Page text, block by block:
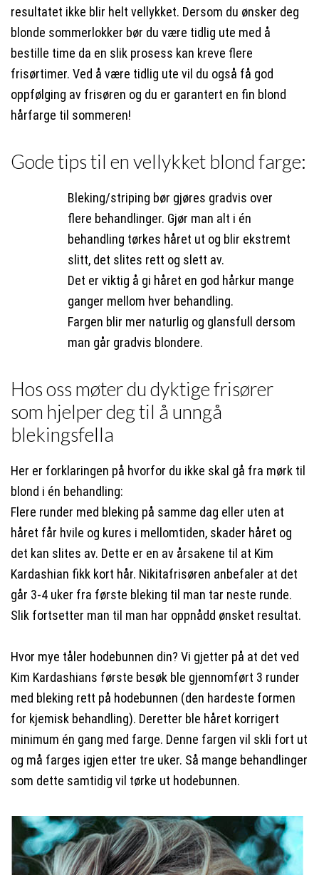
resultatet ikke blir helt vellykket. Dersom du ønsker deg
blonde sommerlokker bør du være tidlig ute med å
bestille time da en slik prosess kan kreve flere
frisørtimer. Ved å være tidlig ute vil du også få god
oppfølging av frisøren og du er garantert en fin blond
hårfarge til sommeren!
Gode tips til en vellykket blond farge:
Bleking/striping bør gjøres gradvis over
flere behandlinger. Gjør man alt i én
behandling tørkes håret ut og blir ekstremt
slitt, det slites rett og slett av.
Det er viktig å gi håret en god hårkur mange
ganger mellom hver behandling.
Fargen blir mer naturlig og glansfull dersom
man går gradvis blondere.
Hos oss møter du dyktige frisører
som hjelper deg til å unngå
blekingsfella
Her er forklaringen på hvorfor du ikke skal gå fra mørk til
blond i én behandling:
Flere runder med bleking på samme dag eller uten at
håret får hvile og kures i mellomtiden, skader håret og
det kan slites av. Dette er en av årsakene til at Kim
Kardashian fikk kort hår. Nikitafrisøren anbefaler at det
går 3-4 uker fra første bleking til man tar neste runde.
Slik fortsetter man til man har oppnådd ønsket resultat.
Hvor mye tåler hodebunnen din? Vi gjetter på at det ved
Kim Kardashians første besøk ble gjennomført 3 runder
med bleking rett på hodebunnen (den hardeste formen
for kjemisk behandling). Deretter ble håret korrigert
minimum én gang med farge. Denne fargen vil skli fort ut
og må farges igjen etter tre uker. Så mange behandlinger
som dette samtidig vil tørke ut hodebunnen.